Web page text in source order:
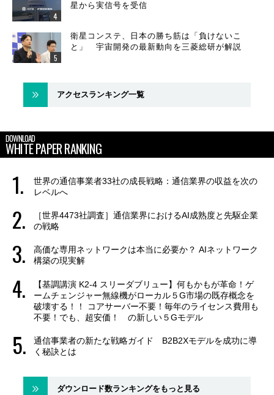
星から実信号を受信
衛星コンステ、日本の勝ち筋は「負けないこ
と」 宇宙開発の最新動向を三菱総研が解説
アクセスランキング一覧
DOWNLOAD
WHITE PAPER RANKING
世界の通信事業者33社の成長戦略：通信業界の収益を次の
レベルへ
［世界4473社調査］通信業界におけるAI成熟度と先駆企業
の戦略
高価な専用ネットワークは本当に必要か？ AIネットワーク
構築の現実解
【基調講演 K2-4 スリーダブリュー】何もかもが革命！ゲ
ームチェンジャー無線機がローカル５G市場の既存概念を
破壊する！！ コアサーバー不要！毎年のライセンス費用も
不要！でも、超安価！ の新しい５Gモデル
通信事業者の新たな戦略ガイド B2B2Xモデルを成功に導
く秘訣とは
ダウンロード数ランキングをもっと見る